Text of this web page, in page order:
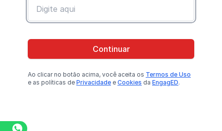
Continuar
Ao clicar no botão acima, você aceita os Termos de Uso
e as políticas de Privacidade e Cookies da EngagED.